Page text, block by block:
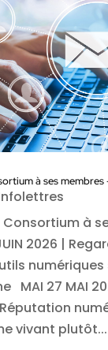
à ses
à
2026 |
MAI 27 MAI
Réputation
vivant plutôt...